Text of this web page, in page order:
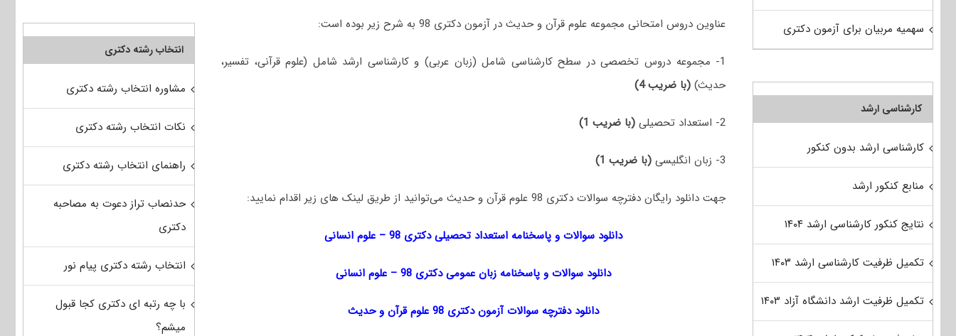
عناوین دروس امتحانی مجموعه علوم قرآن و حدیث در آزمون دکتری 98 به شرح زیر بوده است:
1- مجموعه دروس تخصصی در سطح کارشناسی شامل (زبان عربی) و کارشناسی ارشد شامل (علوم قرآنی، تفسیر،
حدیث) (با ضریب 4)
2- استعداد تحصیلی (با ضریب 1)
3- زبان انگلیسی (با ضریب 1)
جهت دانلود رایگان دفترچه سوالات دکتری 98 علوم قرآن و حدیث می‌توانید از طریق لینک های زیر اقدام نمایید:
دانلود سوالات و پاسخنامه استعداد تحصیلی دکتری 98 – علوم انسانی
دانلود سوالات و پاسخنامه زبان عمومی دکتری 98 – علوم انسانی
دانلود دفترچه سوالات آزمون دکتری 98 علوم قرآن و حدیث
انتخاب رشته دکتری
مشاوره انتخاب رشته دکتری
نکات انتخاب رشته دکتری
راهنمای انتخاب رشته دکتری
حدنصاب تراز دعوت به مصاحبه
دکتری
انتخاب رشته دکتری پیام نور
با چه رتبه ای دکتری کجا قبول
میشم؟
سهمیه مربیان برای آزمون دکتری
کارشناسی ارشد
کارشناسی ارشد بدون کنکور
منابع کنکور ارشد
نتایج کنکور کارشناسی ارشد ۱۴۰۴
تکمیل ظرفیت کارشناسی ارشد ۱۴۰۳
تکمیل ظرفیت ارشد دانشگاه آزاد ۱۴۰۳